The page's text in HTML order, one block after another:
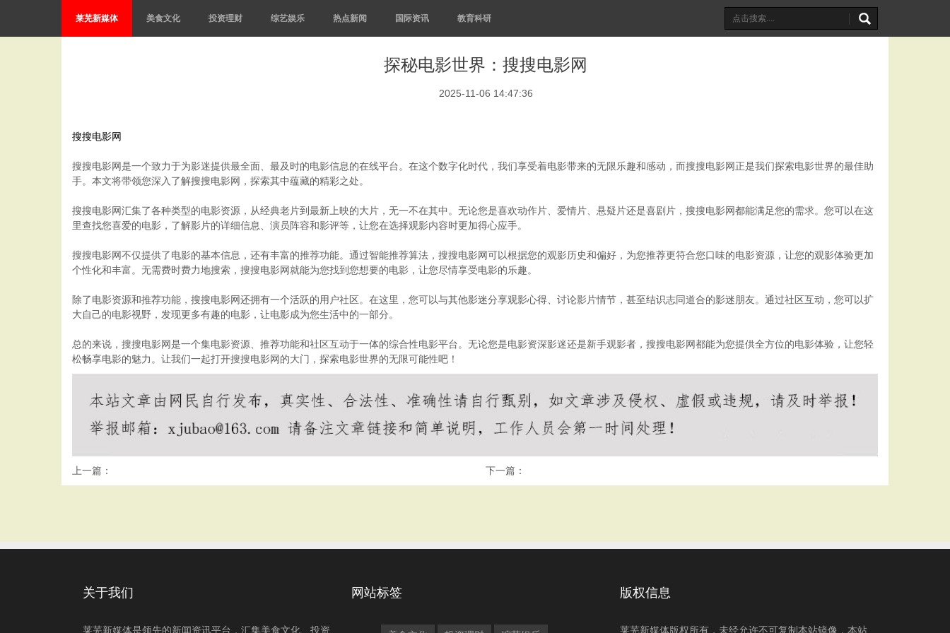
莱芜新媒体 美食文化 投资理财 综艺娱乐 热点新闻 国际资讯 教育科研
探秘电影世界：搜搜电影网
2025-11-06 14:47:36
搜搜电影网
搜搜电影网是一个致力于为影迷提供最全面、最及时的电影信息的在线平台。在这个数字化时代，我们享受着电影带来的无限乐趣和感动，而搜搜电影网正是我们探索电影世界的最佳助
手。本文将带领您深入了解搜搜电影网，探索其中蕴藏的精彩之处。
搜搜电影网汇集了各种类型的电影资源，从经典老片到最新上映的大片，无一不在其中。无论您是喜欢动作片、爱情片、悬疑片还是喜剧片，搜搜电影网都能满足您的需求。您可以在这
里查找您喜爱的电影，了解影片的详细信息、演员阵容和影评等，让您在选择观影内容时更加得心应手。
搜搜电影网不仅提供了电影的基本信息，还有丰富的推荐功能。通过智能推荐算法，搜搜电影网可以根据您的观影历史和偏好，为您推荐更符合您口味的电影资源，让您的观影体验更加
个性化和丰富。无需费时费力地搜索，搜搜电影网就能为您找到您想要的电影，让您尽情享受电影的乐趣。
除了电影资源和推荐功能，搜搜电影网还拥有一个活跃的用户社区。在这里，您可以与其他影迷分享观影心得、讨论影片情节，甚至结识志同道合的影迷朋友。通过社区互动，您可以扩
大自己的电影视野，发现更多有趣的电影，让电影成为您生活中的一部分。
总的来说，搜搜电影网是一个集电影资源、推荐功能和社区互动于一体的综合性电影平台。无论您是电影资深影迷还是新手观影者，搜搜电影网都能为您提供全方位的电影体验，让您轻
松畅享电影的魅力。让我们一起打开搜搜电影网的大门，探索电影世界的无限可能性吧！
上一篇： 下一篇：
关于我们
莱芜新媒体是领先的新闻资讯平台，汇集美食文化、投资
网站标签 版权信息
莱芜新媒体版权所有，未经允许不可复制本站镜像，本站